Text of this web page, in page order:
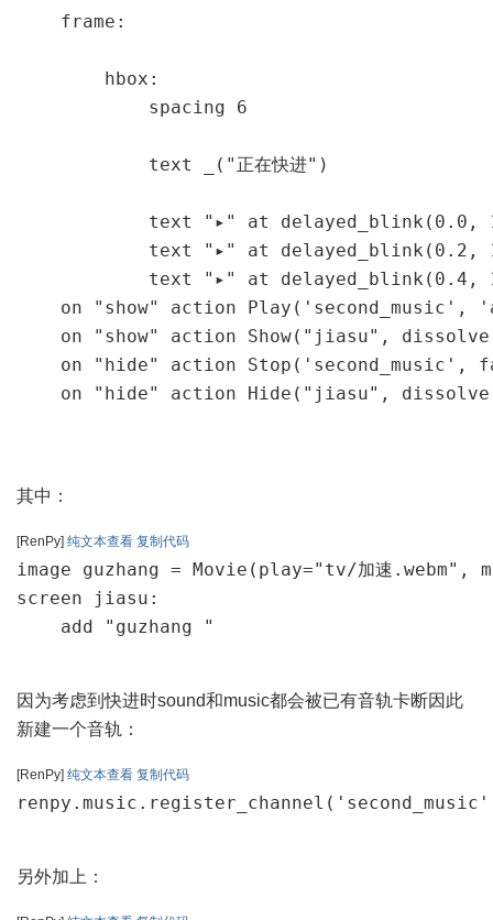
    frame:
        hbox:
            spacing 6
            text _("正在快进")
text "▸" at delayed_blink(0.0,
text "▸" at delayed_blink(0.2,
text "▸" at delayed_blink(0.4,
on "show" action Play('second_music',
on "show" action Show("jiasu",
on "hide" action Stop('second_music',
其中：
[RenPy] 纯文本查看 复制代码
image guzhang = Movie(play="tv/加速.webm",
screen jiasu:
因为考虑到快进时sound和music都会被已有音轨卡断因此
新建一个音轨：
[RenPy] 纯文本查看 复制代码
另外加上：